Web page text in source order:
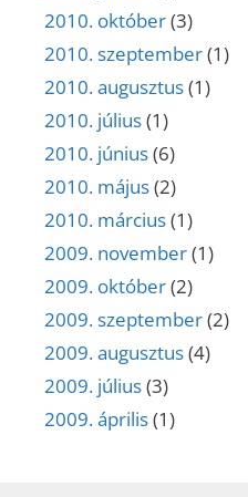
2010. október(3)
2010. szeptember(1)
2010. augusztus(1)
2010. július(1)
2010. június(6)
2010. május(2)
2010. március(1)
2009. november(1)
2009. október(2)
2009. szeptember(2)
2009. augusztus(4)
2009. július(3)
2009. április(1)